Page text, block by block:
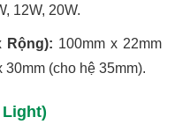
12W, 20W.
Rộng): 100mm x 22mm
30mm (cho hệ 35mm).
Light)